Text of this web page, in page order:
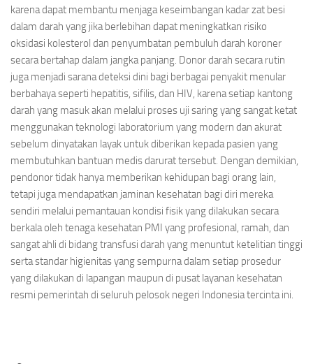
karena dapat membantu menjaga keseimbangan kadar zat besi
dalam darah yang jika berlebihan dapat meningkatkan risiko
oksidasi kolesterol dan penyumbatan pembuluh darah koroner
secara bertahap dalam jangka panjang. Donor darah secara rutin
juga menjadi sarana deteksi dini bagi berbagai penyakit menular
berbahaya seperti hepatitis, sifilis, dan HIV, karena setiap kantong
darah yang masuk akan melalui proses uji saring yang sangat ketat
menggunakan teknologi laboratorium yang modern dan akurat
sebelum dinyatakan layak untuk diberikan kepada pasien yang
membutuhkan bantuan medis darurat tersebut. Dengan demikian,
pendonor tidak hanya memberikan kehidupan bagi orang lain,
tetapi juga mendapatkan jaminan kesehatan bagi diri mereka
sendiri melalui pemantauan kondisi fisik yang dilakukan secara
berkala oleh tenaga kesehatan PMI yang profesional, ramah, dan
sangat ahli di bidang transfusi darah yang menuntut ketelitian tinggi
serta standar higienitas yang sempurna dalam setiap prosedur
yang dilakukan di lapangan maupun di pusat layanan kesehatan
resmi pemerintah di seluruh pelosok negeri Indonesia tercinta ini.